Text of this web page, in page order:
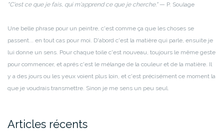
"C'est ce que je fais, qui m'apprend ce que je cherche."— P. Soulage
Une belle phrase pour un peintre, c'est comme ça que les choses se
passent... en tout cas pour moi. D'abord c'est la matière qui parle, ensuite je
lui donne un sens. Pour chaque toile c'est nouveau, toujours le même geste
pour commencer, et aprés c'est le mélange de la couleur et de la matière. Il
y a des jours ou les yeux voient plus loin, et c'est précisément ce moment la
que je voudrais transmettre. Sinon je me sens un peu seul.
Articles récents